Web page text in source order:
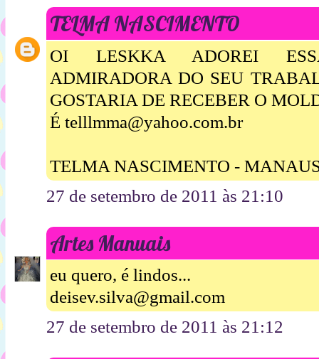
TELMA NASCIMENTO
OI LESKKA ADOREI
ADMIRADORA DO SEU
GOSTARIA DE RECEBER O
É telllmma@yahoo.com.br
TELMA NASCIMENTO -
27 de setembro de 2011 às 21:10
Artes Manuais
eu quero, é lindos...
deisev.silva@gmail.com
27 de setembro de 2011 às 21:12